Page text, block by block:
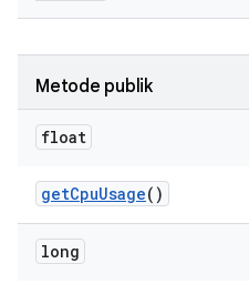
Metode publik
float
getCpuUsage()
long